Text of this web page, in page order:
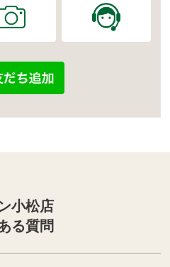
小松店
る質問